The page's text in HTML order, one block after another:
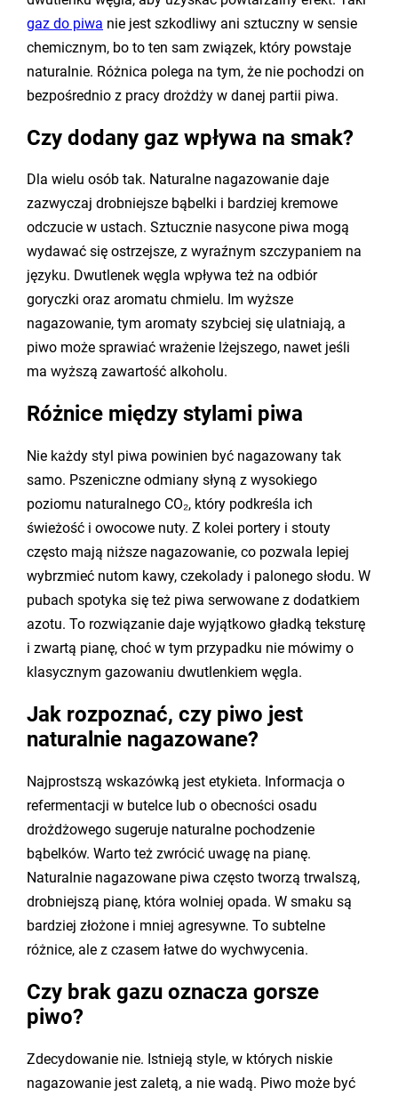
gaz do piwa nie jest szkodliwy ani sztuczny w sensie
chemicznym, bo to ten sam związek, który powstaje
naturalnie. Różnica polega na tym, że nie pochodzi on
bezpośrednio z pracy drożdży w danej partii piwa.
Czy dodany gaz wpływa na smak?
Dla wielu osób tak. Naturalne nagazowanie daje
zazwyczaj drobniejsze bąbelki i bardziej kremowe
odczucie w ustach. Sztucznie nasycone piwa mogą
wydawać się ostrzejsze, z wyraźnym szczypaniem na
języku. Dwutlenek węgla wpływa też na odbiór
goryczki oraz aromatu chmielu. Im wyższe
nagazowanie, tym aromaty szybciej się ulatniają, a
piwo może sprawiać wrażenie lżejszego, nawet jeśli
ma wyższą zawartość alkoholu.
Różnice między stylami piwa
Nie każdy styl piwa powinien być nagazowany tak
samo. Pszeniczne odmiany słyną z wysokiego
poziomu naturalnego CO₂, który podkreśla ich
świeżość i owocowe nuty. Z kolei portery i stouty
często mają niższe nagazowanie, co pozwala lepiej
wybrzmieć nutom kawy, czekolady i palonego słodu. W
pubach spotyka się też piwa serwowane z dodatkiem
azotu. To rozwiązanie daje wyjątkowo gładką teksturę
i zwartą pianę, choć w tym przypadku nie mówimy o
klasycznym gazowaniu dwutlenkiem węgla.
Jak rozpoznać, czy piwo jest
naturalnie nagazowane?
Najprostszą wskazówką jest etykieta. Informacja o
refermentacji w butelce lub o obecności osadu
drożdżowego sugeruje naturalne pochodzenie
bąbelków. Warto też zwrócić uwagę na pianę.
Naturalnie nagazowane piwa często tworzą trwalszą,
drobniejszą pianę, która wolniej opada. W smaku są
bardziej złożone i mniej agresywne. To subtelne
różnice, ale z czasem łatwe do wychwycenia.
Czy brak gazu oznacza gorsze
piwo?
Zdecydowanie nie. Istnieją style, w których niskie
nagazowanie jest zaletą, a nie wadą. Piwo może być